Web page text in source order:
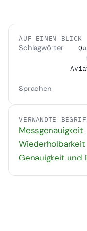
AUF EINEN BLICK
Schlagwörter
Sprachen
VERWANDTE
Messgenauigkeit
Wiederholbarkeit
Genauigkeit und